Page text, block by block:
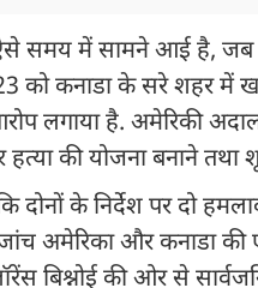
समय में सामने आई है, जब
को कनाडा के सरे शहर में
लगाया है. अमेरिकी
की योजना बनाने तथा
के निर्देश पर दो
अमेरिका और कनाडा की
बिश्नोई की ओर से